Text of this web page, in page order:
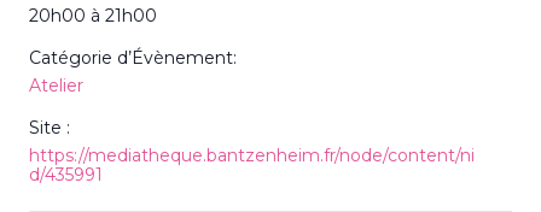
20h00 à 21h00
Catégorie d’Évènement:
Atelier
Site :
https://mediatheque.bantzenheim.fr/node/content/ni
d/435991